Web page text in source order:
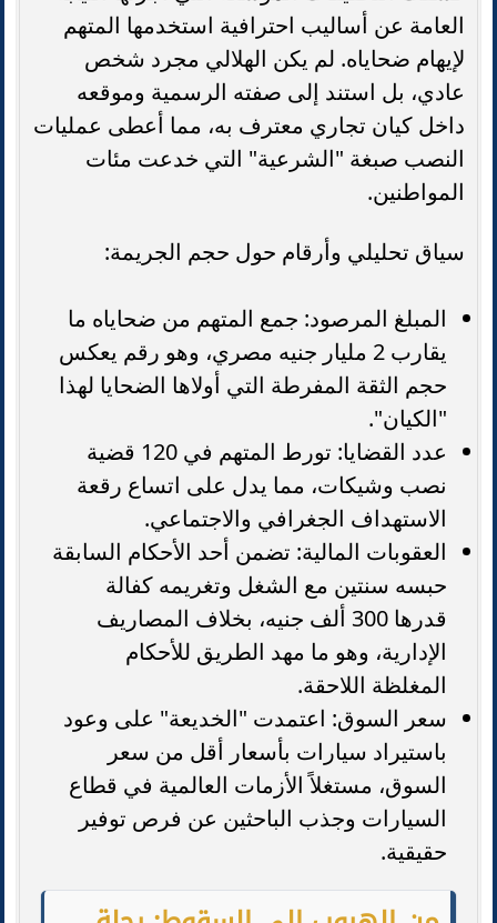
العامة عن أساليب احترافية استخدمها المتهم
لإيهام ضحاياه. لم يكن الهلالي مجرد شخص
عادي، بل استند إلى صفته الرسمية وموقعه
داخل كيان تجاري معترف به، مما أعطى عمليات
النصب صبغة "الشرعية" التي خدعت مئات
المواطنين.
سياق تحليلي وأرقام حول حجم الجريمة:
المبلغ المرصود: جمع المتهم من ضحاياه ما
يقارب 2 مليار جنيه مصري، وهو رقم يعكس
حجم الثقة المفرطة التي أولاها الضحايا لهذا
"الكيان".
عدد القضايا: تورط المتهم في 120 قضية
نصب وشيكات، مما يدل على اتساع رقعة
الاستهداف الجغرافي والاجتماعي.
العقوبات المالية: تضمن أحد الأحكام السابقة
حبسه سنتين مع الشغل وتغريمه كفالة
قدرها 300 ألف جنيه، بخلاف المصاريف
الإدارية، وهو ما مهد الطريق للأحكام
المغلظة اللاحقة.
سعر السوق: اعتمدت "الخديعة" على وعود
باستيراد سيارات بأسعار أقل من سعر
السوق، مستغلاً الأزمات العالمية في قطاع
السيارات وجذب الباحثين عن فرص توفير
حقيقية.